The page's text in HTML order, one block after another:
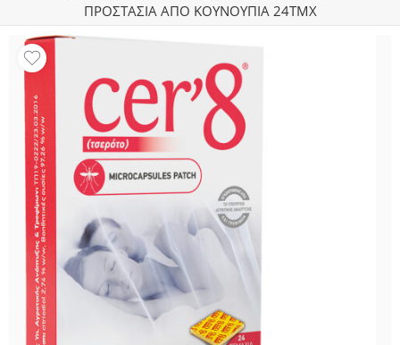
ΠΡΟΣΤΑΣΙΑ ΑΠΟ ΚΟΥΝΟΥΠΙΑ 24ΤΜΧ